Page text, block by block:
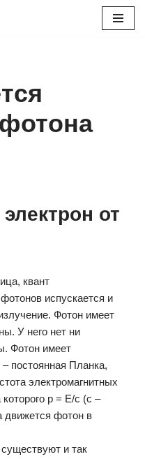
от
квант
испускается и
Фотон имеет
У него нет ни
Фотон имеет
постоянная Планка,
электромагнитных
р = Е/с (с –
движется фотон в
и так